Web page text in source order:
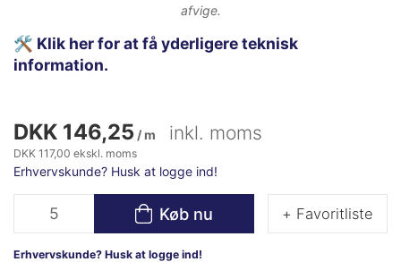
afvige.
🛠️ Klik her for at få yderligere teknisk
information.
DKK 146,25 / m inkl. moms
DKK 117,00 ekskl. moms
Erhvervskunde? Husk at logge ind!
Køb nu
Erhvervskunde? Husk at logge ind!
+ Favoritliste